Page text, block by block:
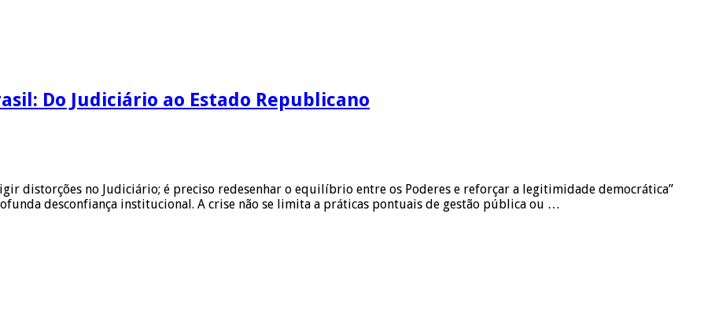
Do Judiciário ao Estado Republicano
distorções no Judiciário; é preciso redesenhar o equilíbrio entre os Poderes e reforçar a legitimidade democrática”
desconfiança institucional. A crise não se limita a práticas pontuais de gestão pública ou …